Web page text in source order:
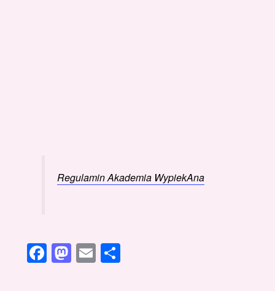
Regulamin Akademia WypiekAna
Facebook
Mastodon
Email